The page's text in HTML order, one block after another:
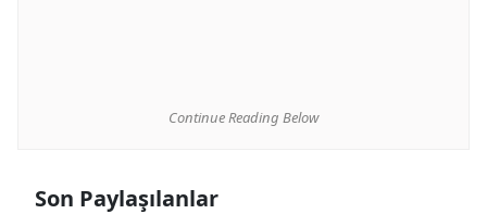
Continue Reading Below
Son Paylaşılanlar